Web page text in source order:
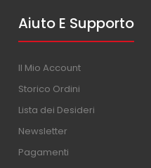
Aiuto E Supporto
Il Mio Account
Storico Ordini
Lista dei Desideri
Newsletter
Pagamenti